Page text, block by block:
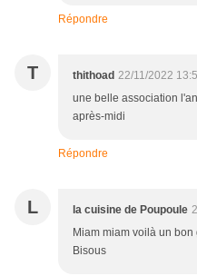
Répondre
T thithoad 22/11/2022
une belle association
après-midi
Répondre
L la cuisine de Poupoule
Miam miam voilà un
Bisous